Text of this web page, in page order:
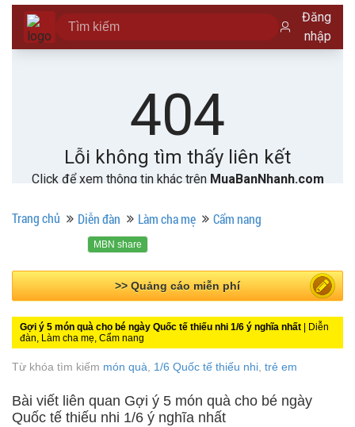
Trang chủ Diễn đàn Làm cha mẹ Cẩm nang
MBN share
>> Quảng cáo miễn phí
Gợi ý 5 món quà cho bé ngày Quốc tế thiếu nhi 1/6 ý nghĩa nhất | Diễn
đàn, Làm cha mẹ, Cẩm nang
Từ khóa tìm kiếm món quà, 1/6 Quốc tế thiếu nhi, trẻ em
Bài viết liên quan Gợi ý 5 món quà cho bé ngày
Quốc tế thiếu nhi 1/6 ý nghĩa nhất